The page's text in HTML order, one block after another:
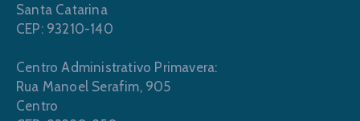
Santa Catarina
CEP: 93210-140
Centro Administrativo Primavera:
Rua Manoel Serafim, 905
Centro